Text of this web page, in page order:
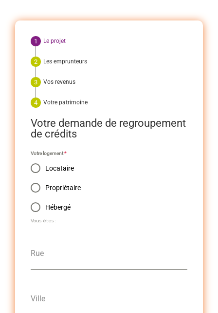
Le projet
Les emprunteurs
Vos revenus
Votre patrimoine
Votre demande de regroupement
de crédits
Votre logement*
Locataire
Propriétaire
Hébergé
Vous êtes :
Rue
Ville